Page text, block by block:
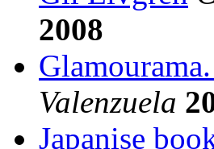
2008
Valenzuela
Japanise